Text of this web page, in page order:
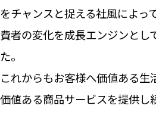
をチャンスと捉える社風によっ
費者の変化を成長エンジンとし
た。
これからもお客様へ価値ある生
価値ある商品サービスを提供し